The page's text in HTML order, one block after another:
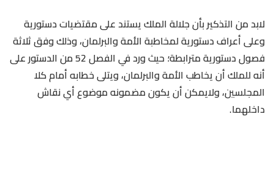
لابد من التذكير بأن جلالة الملك يستند على مقتضيات دستورية
وعلى أعراف دستورية لمخاطبة الأمة والبرلمان، وذلك وفق ثلاثة
فصول دستورية مترابطة؛ حيث ورد في الفصل 52 من الدستور على
أنه للملك أن يخاطب الأمة والبرلمان، ويتلى خطابه أمام كلا
المجلسين، ولايمكن أن يكون مضمونه موضوع أي نقاش
داخلهما.